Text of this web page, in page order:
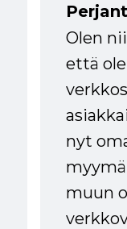
Olen
että
nyt
muun